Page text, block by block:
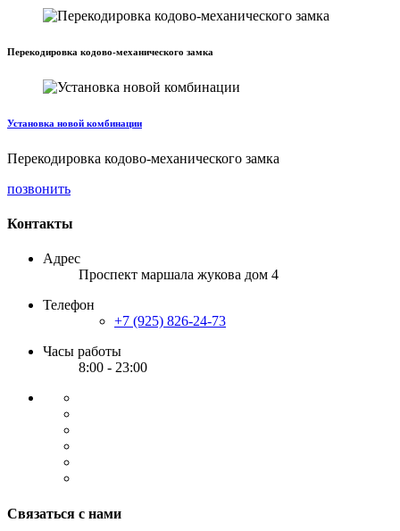
Перекодировка кодово-механического замка
Установка новой комбинации
Перекодировка кодово-механического замка
позвонить
Контакты
Адрес
Проспект маршала жукова дом 4
Телефон
+7 (925) 826-24-73
Часы работы
8:00 - 23:00
Связаться с нами